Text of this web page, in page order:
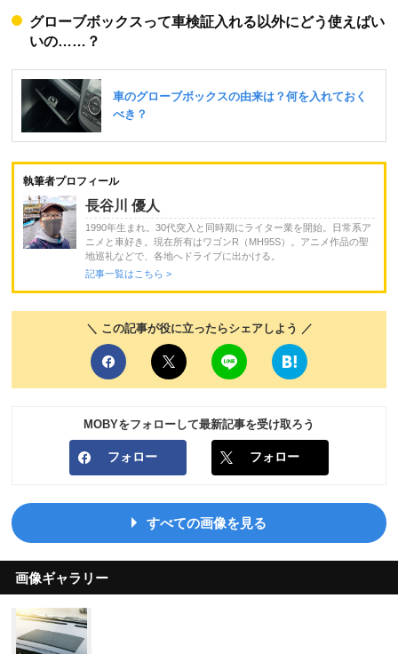
グローブボックスって車検証入れる以外にどう使えばい
いの……？
執筆者プロフィール
長谷川 優人
1990年生まれ。30代突入と同時期にライター業を開始。日常系ア
ニメと車好き。現在所有はワゴンR（MH95S）。アニメ作品の聖
地巡礼などで、各地へドライブに出かける。
記事一覧はこちら >
＼ この記事が役に立ったらシェアしよう ／
MOBYをフォローして最新記事を受け取ろう
フォロー フォロー
すべての画像を見る
画像ギャラリー